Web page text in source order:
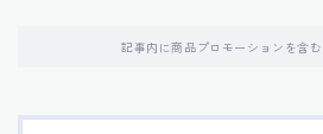
記事内に商品プロモーションを含